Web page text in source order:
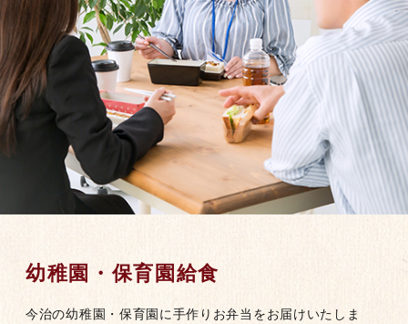
幼稚園・保育園給食
今治の幼稚園・保育園に手作りお弁当をお届けいたしま